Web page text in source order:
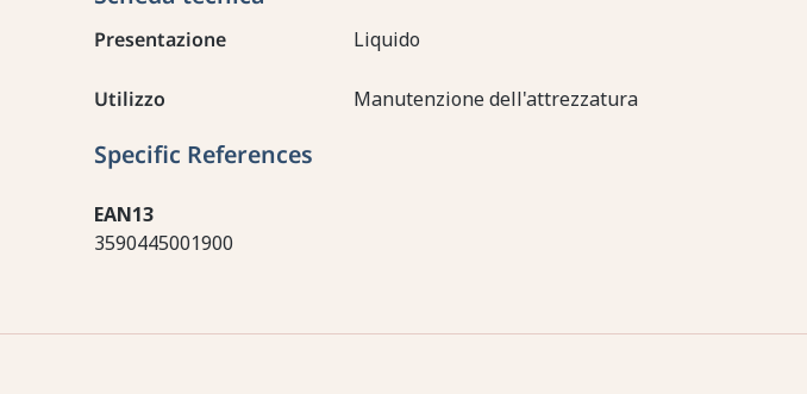
Presentazione Liquido
Utilizzo Manutenzione dell'attrezzatura
Specific References
EAN13
3590445001900